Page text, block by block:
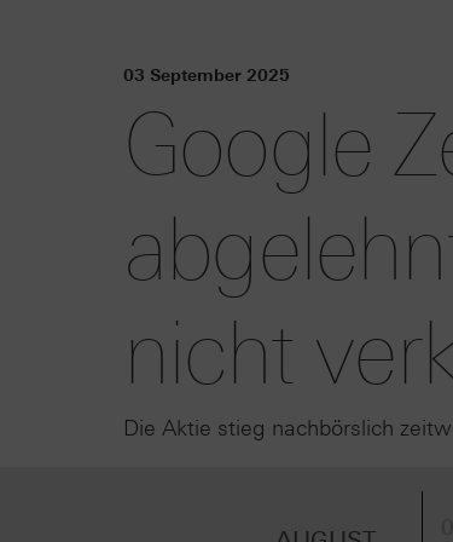
03 September 2025
Google
nicht
Die Aktie stieg nachbörslich